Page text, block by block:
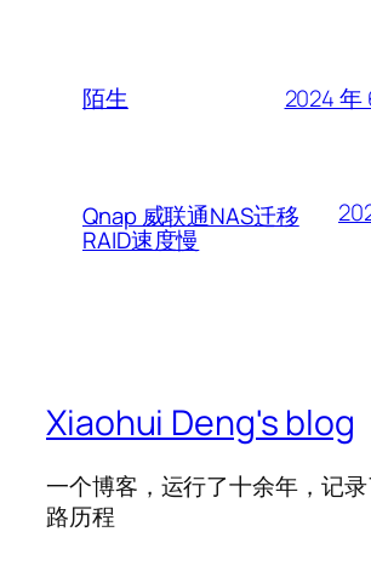
陌生 2024 年
Qnap 威联通NAS迁移
RAID速度慢
Xiaohui Deng's blog
一个博客，运行了十余年，记
路历程